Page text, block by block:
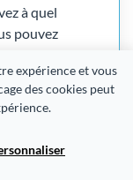
expérience et vous
des cookies peut
à quel
pouvez
investisseurs